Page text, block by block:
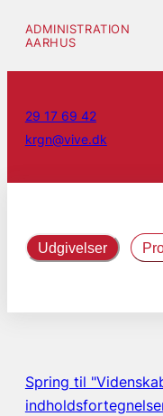
ADMINISTRATION
AARHUS
29 17 69 42
krgn@vive.dk
Udgivelser
Spring til